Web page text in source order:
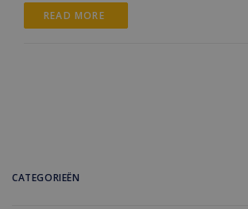
READ MORE
CATEGORIEËN